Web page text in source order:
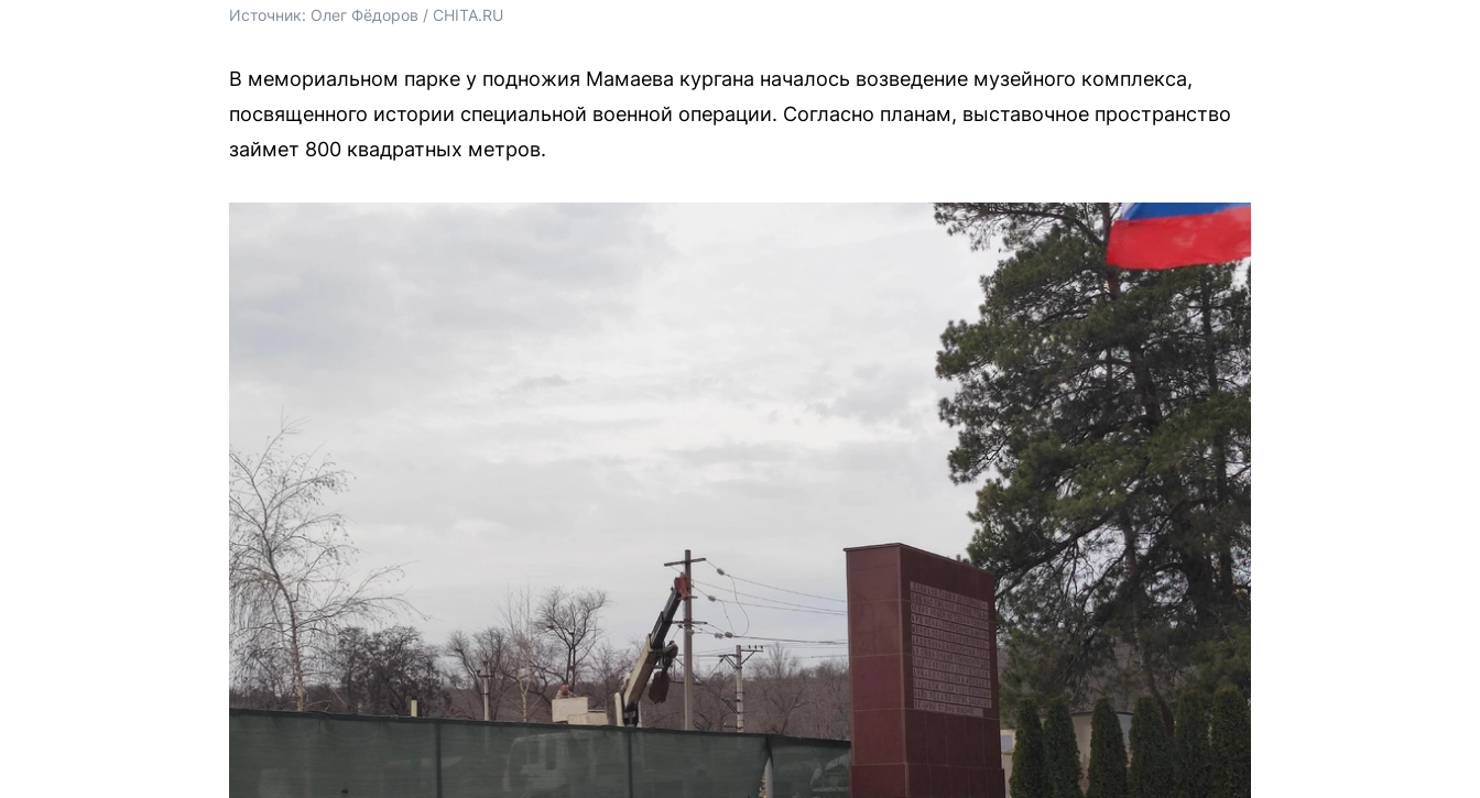
Источник: Олег Фёдоров / CHITA.RU
В мемориальном парке у подножия Мамаева кургана началось возведение музейного комплекса,
посвященного истории специальной военной операции. Согласно планам, выставочное пространство
займет 800 квадратных метров.